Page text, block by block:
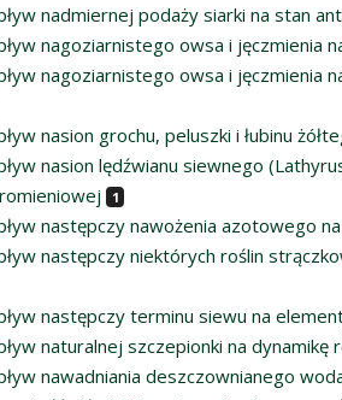
nadmiernej podaży siarki na stan
nagoziarnistego owsa i jęczmienia
nagoziarnistego owsa i jęczmienia
nasion grochu, peluszki i łubinu
nasion lędźwianu siewnego
1
następczy nawożenia azotowego
następczy niektórych roślin
następczy terminu siewu na
naturalnej szczepionki na
nawadniania deszczownianego